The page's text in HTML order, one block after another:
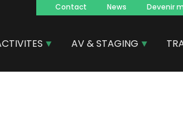
Navegacion
principal
Contact News Devenir
AV & STAGING